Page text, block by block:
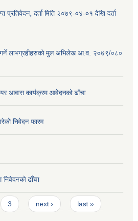
प्रतिवेदन, दर्ता मिति २०७९-०४-०१ देखि दर्ता
गर्ने लाभग्रहीहरुको मुल अभिलेख आ.व. २०७९/०८०
आवास कार्यक्रम आवेदनको ढाँचा
निवेदन फारम
निवेदनकाे ढाँचा
3 next › last »